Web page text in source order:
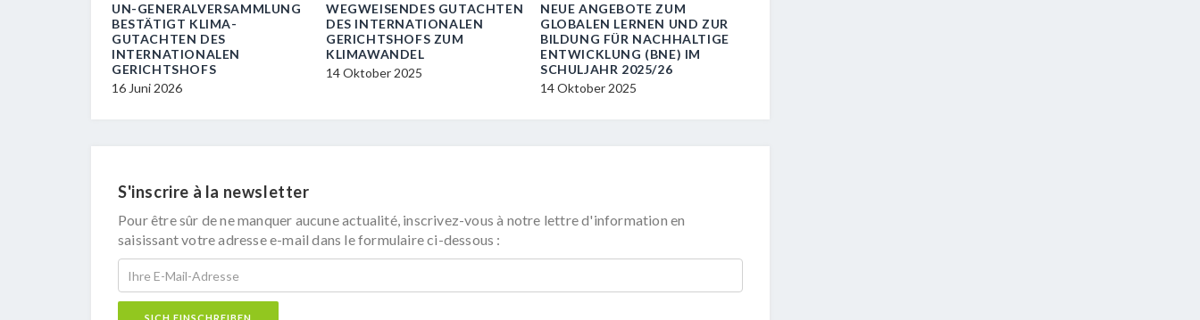
UN-GENERALVERSAMMLUNG
BESTÄTIGT KLIMA-
GUTACHTEN DES
INTERNATIONALEN
GERICHTSHOFS
16 Juni 2026
WEGWEISENDES GUTACHTEN
DES INTERNATIONALEN
GERICHTSHOFS ZUM
KLIMAWANDEL
14 Oktober 2025
NEUE ANGEBOTE ZUM
GLOBALEN LERNEN UND ZUR
BILDUNG FÜR NACHHALTIGE
ENTWICKLUNG (BNE) IM
SCHULJAHR 2025/26
14 Oktober 2025
S'inscrire à la newsletter
Pour être sûr de ne manquer aucune actualité, inscrivez-vous à notre lettre d'information en
saisissant votre adresse e-mail dans le formulaire ci-dessous :